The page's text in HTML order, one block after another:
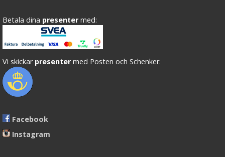
Betala dina presenter med:
Vi skickar presenter med Posten och Schenker:
Facebook
Instagram